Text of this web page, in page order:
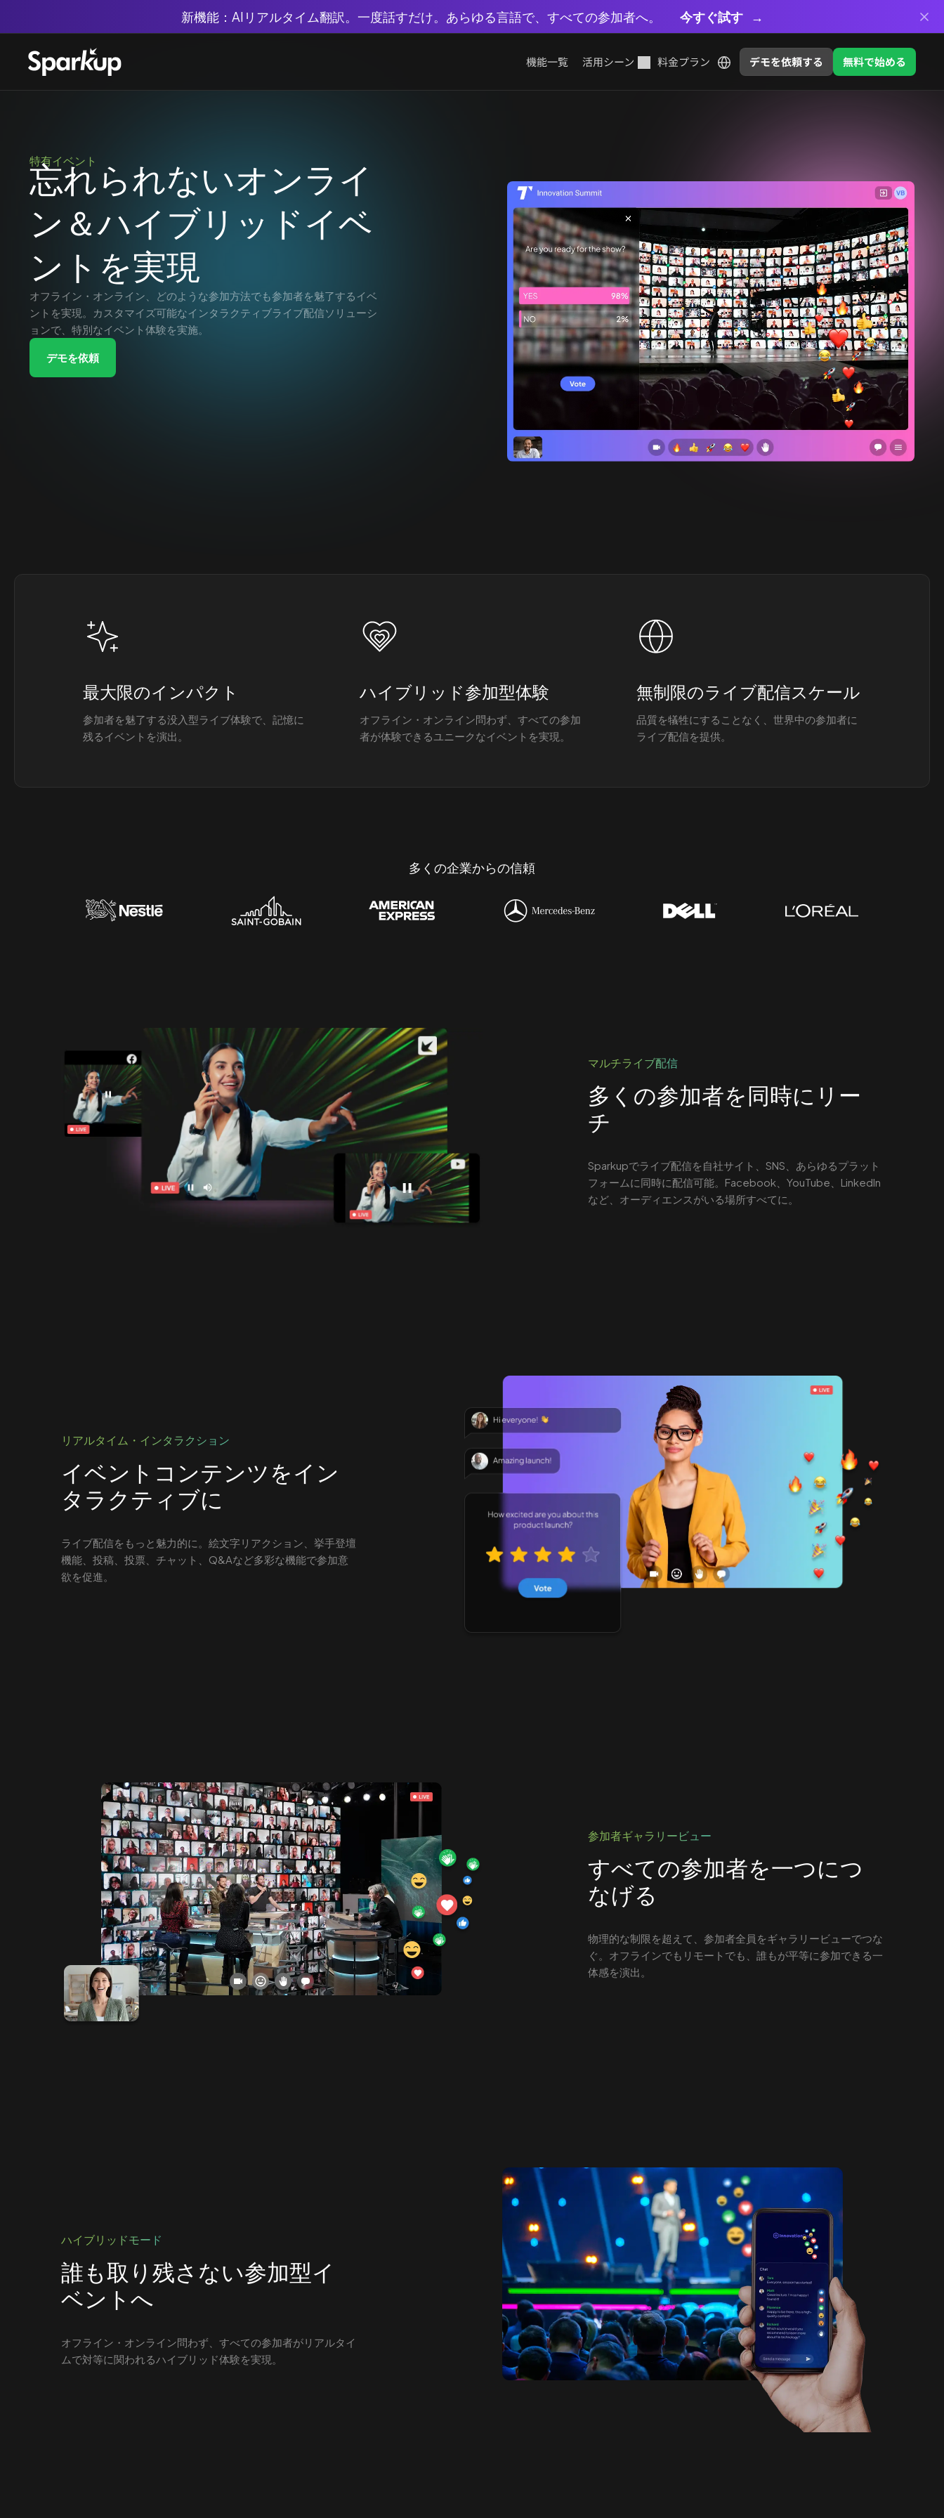
新機能：AIリアルタイム翻訳。一度話すだけ。あらゆる言語で、すべての参加者へ。 今すぐ試す
機能一覧 活用シーン 料金プラン デモを依頼する 無料で始める
特有イベント
忘れられないオンライ
ン＆ハイブリッドイベ
ントを実現
オフライン・オンライン、どのような参加方法でも参加者を魅了するイベ
ントを実現。カスタマイズ可能なインタラクティブライブ配信ソリューシ
ョンで、特別なイベント体験を実施。
デモを依頼
最大限のインパクト
参加者を魅了する没入型ライブ体験で、記憶に
残るイベントを演出。
ハイブリッド参加型体験
オフライン・オンライン問わず、すべての参加
者が体験できるユニークなイベントを実現。
無制限のライブ配信スケール
品質を犠牲にすることなく、世界中の参加者に
ライブ配信を提供。
多くの企業からの信頼
マルチライブ配信
多くの参加者を同時にリー
チ
Sparkupでライブ配信を自社サイト、SNS、あらゆるプラット
フォームに同時に配信可能。Facebook、YouTube、LinkedIn
など、オーディエンスがいる場所すべてに。
リアルタイム・インタラクション
イベントコンテンツをイン
タラクティブに
ライブ配信をもっと魅力的に。絵文字リアクション、挙手登壇
機能、投稿、投票、チャット、Q&Aなど多彩な機能で参加意
欲を促進。
参加者ギャラリービュー
すべての参加者を一つにつ
なげる
物理的な制限を超えて、参加者全員をギャラリービューでつな
ぐ。オフラインでもリモートでも、誰もが平等に参加できる一
体感を演出。
ハイブリッドモード
誰も取り残さない参加型イ
ベントへ
オフライン・オンライン問わず、すべての参加者がリアルタイ
ムで対等に関われるハイブリッド体験を実現。